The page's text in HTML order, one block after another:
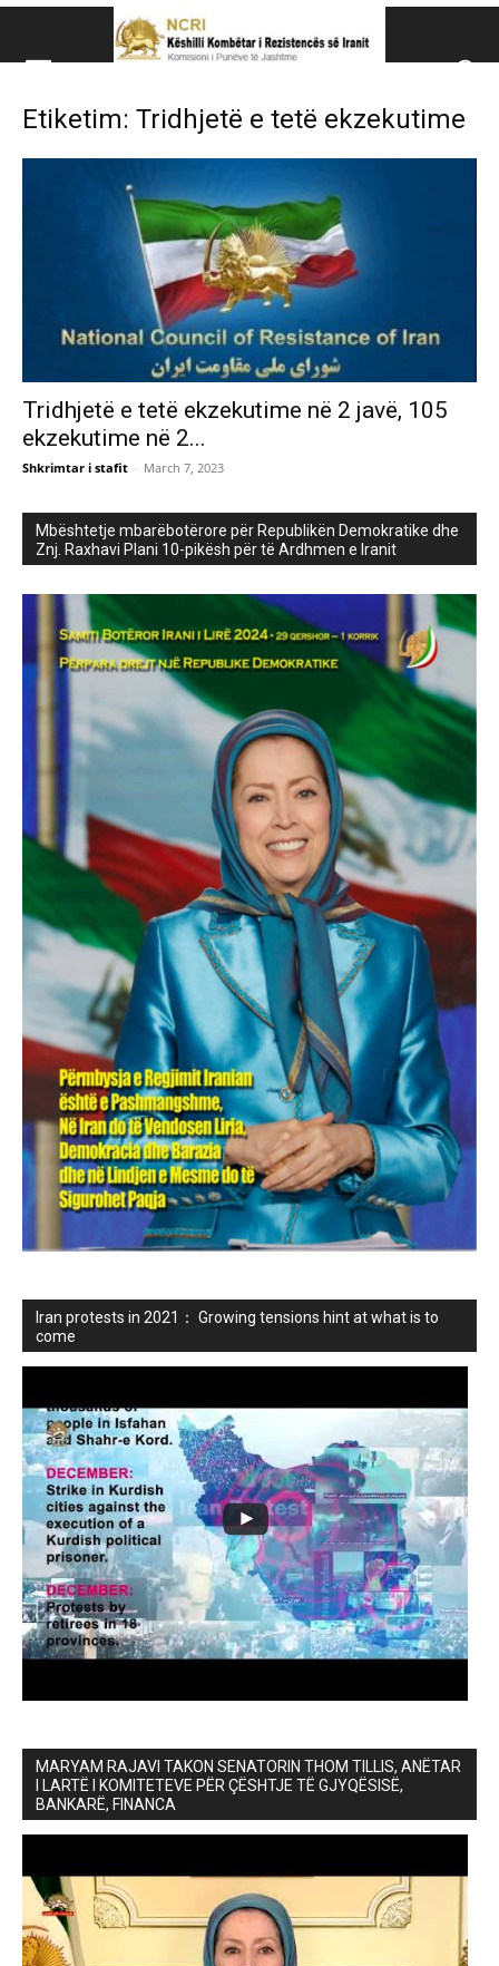
Këshillit Kombëtar të
Këshillit Kombëtar të Rezistencës së Iranit (NCRI)
Etiketim: Tridhjetë e tetë ekzekutime
Tridhjetë e tetë ekzekutime në 2 javë, 105
ekzekutime në 2...
Shkrimtar i stafit - March 7, 2023
Mbështetje mbarëbotërore për Republikën Demokratike dhe
Znj. Raxhavi Plani 10-pikësh për të Ardhmen e Iranit
Iran protests in 2021： Growing tensions hint at what is to
come
MARYAM RAJAVI TAKON SENATORIN THOM TILLIS, ANËTAR
I LARTË I KOMITETEVE PËR ÇËSHTJE TË GJYQËSISË,
BANKARË, FINANCA